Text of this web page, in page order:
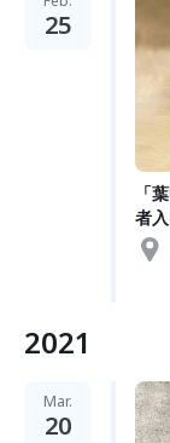
25
「
者
2021
Mar.
20